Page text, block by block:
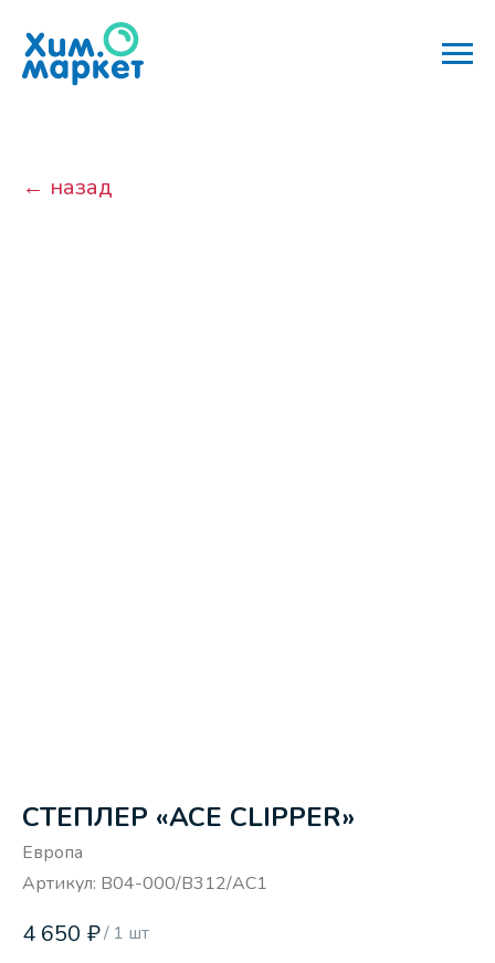
← назад
СТЕПЛЕР «АСЕ CLIPPER»
Европа
Артикул: B04-000/B312/AC1
4 650 ₽/ 1 шт